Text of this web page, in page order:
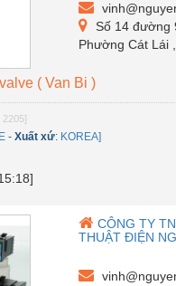
Số 14 đường
Phường Cát Lái
( Van Bi )
2205]
- Xuất xứ: KOREA]
CÔNG TY
THUẬT ĐIỆN